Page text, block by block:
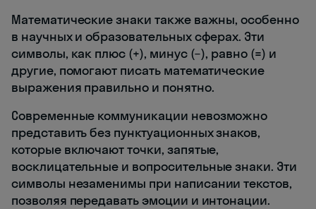
Математические знаки также важны, особенно
в научных и образовательных сферах. Эти
символы, как плюс (+), минус (−), равно (=) и
другие, помогают писать математические
выражения правильно и понятно.
Современные коммуникации невозможно
представить без пунктуационных знаков,
которые включают точки, запятые,
восклицательные и вопросительные знаки. Эти
символы незаменимы при написании текстов,
позволяя передавать эмоции и интонации.